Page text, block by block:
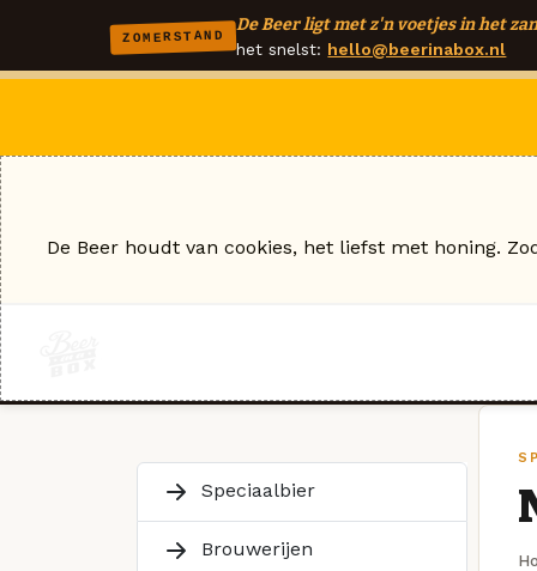
ZOMERSTAND
De Beer ligt met z'n voetjes in het
het snelst: hello@beerinabox.nl
Speciaalbier
Brouwerijen
De Beer houdt van cookies, het liefst met honing.